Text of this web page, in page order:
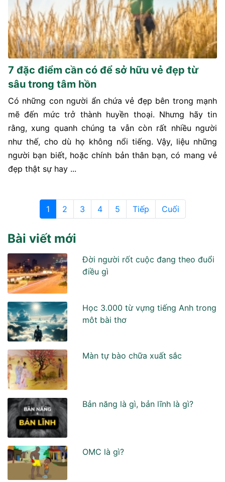
7 đặc điểm cần có để sở hữu vẻ đẹp từ
sâu trong tâm hồn
Có những con người ẩn chứa vẻ đẹp bên trong mạnh
mẽ đến mức trở thành huyền thoại. Nhưng hãy tin
rằng, xung quanh chúng ta vẫn còn rất nhiều người
như thế, cho dù họ không nổi tiếng. Vậy, liệu những
người bạn biết, hoặc chính bản thân bạn, có mang vẻ
đẹp thật sự hay ...
1 2 3 4 5 Tiếp Cuối
Bài viết mới
Đời người rốt cuộc đang theo đuổi
điều gì
Học 3.000 từ vựng tiếng Anh trong
môt bài thơ
Màn tự bào chữa xuất sắc
Bản năng là gì, bản lĩnh là gì?
OMC là gì?